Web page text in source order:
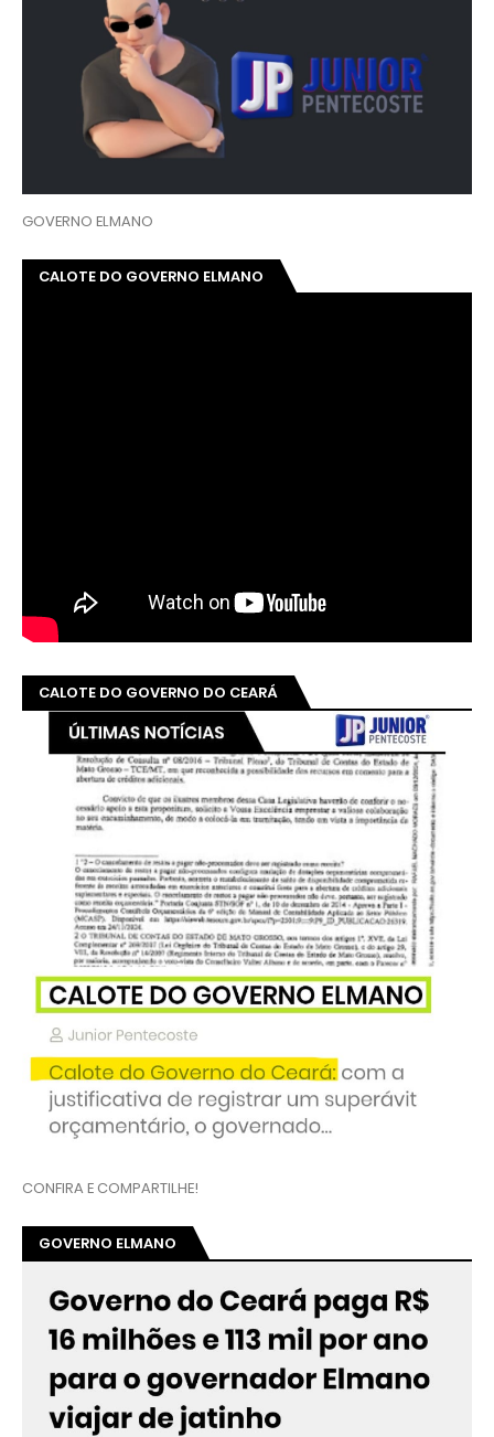
GOVERNO ELMANO
CALOTE DO GOVERNO ELMANO
CALOTE DO GOVERNO DO CEARÁ
CONFIRA E COMPARTILHE!
GOVERNO ELMANO